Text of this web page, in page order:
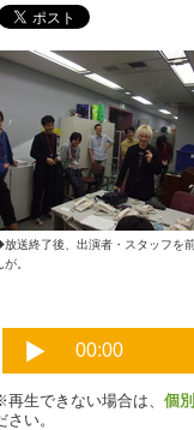
送終了後、出演者・スタッフを
が。
再生できない場合は、 個
さい。